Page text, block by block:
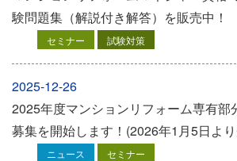
験問題集（解説付き解答）を販売中！
セミナー 試験対策
2025-12-26
2025年度マンションリフォーム専有部
募集を開始します！(2026年1月5日よ
ニュース セミナー